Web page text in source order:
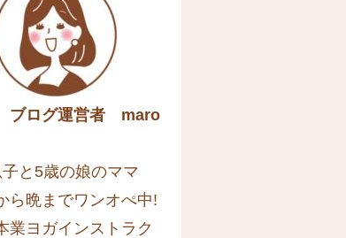
運営者 maro
と5歳の娘のママ
ら晩までワンオぺ中!
業ヨガインストラク